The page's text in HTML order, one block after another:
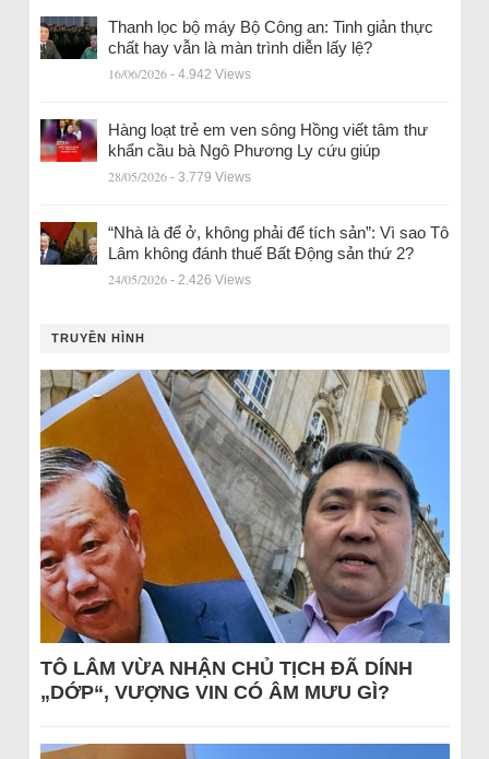
Thanh lọc bộ máy Bộ Công an: Tinh giản thực
chất hay vẫn là màn trình diễn lấy lệ?
16/06/2026 - 4.942 Views
Hàng loạt trẻ em ven sông Hồng viết tâm thư
khẩn cầu bà Ngô Phương Ly cứu giúp
28/05/2026 - 3.779 Views
“Nhà là để ở, không phải để tích sản”: Vì sao Tô
Lâm không đánh thuế Bất Động sản thứ 2?
24/05/2026 - 2.426 Views
TRUYỀN HÌNH
TÔ LÂM VỪA NHẬN CHỦ TỊCH ĐÃ DÍNH
„DỚP“, VƯỢNG VIN CÓ ÂM MƯU GÌ?